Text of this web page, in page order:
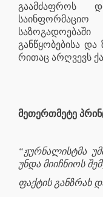
გაამძაფროს
განწყობებისა
რითაც არღვევს
მეთერთმეტე
“ჟურნალისტმა
უნდა მიიჩნიოს
ფაქტის განზრახ